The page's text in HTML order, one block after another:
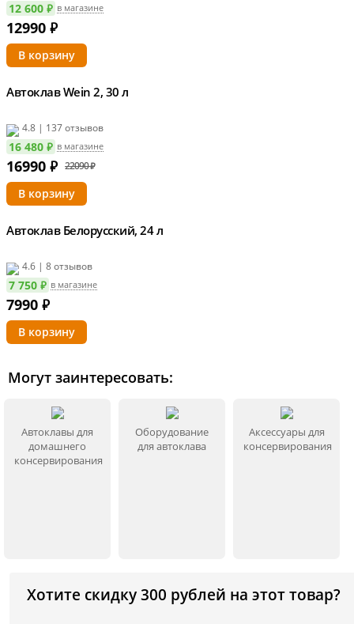
12 600 ₽ в магазине
12990 ₽
Автоклав Wein 2, 30 л
4.8 | 137 отзывов
16 480 ₽ в магазине
16990 ₽ 22090 ₽
Автоклав Белорусский, 24 л
4.6 | 8 отзывов
7 750 ₽ в магазине
7990 ₽
Могут заинтересовать:
Автоклавы для
домашнего
консервирования
Оборудование
для автоклава
Аксессуары для
консервирования
Хотите скидку 300 рублей на этот товар?